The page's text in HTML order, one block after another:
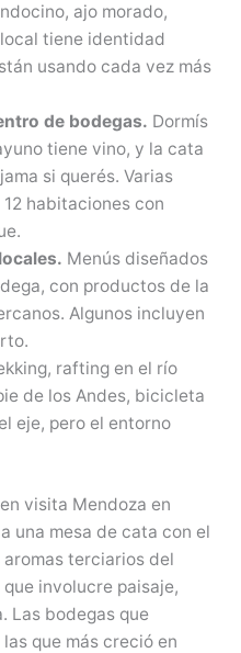
ajo morado,
tiene identidad
usando cada vez más
de bodegas. Dormís
tiene vino, y la cata
si querés. Varias
habitaciones con
Menús diseñados
con productos de la
Algunos incluyen
rafting en el río
de los Andes, bicicleta
eje, pero el entorno
visita Mendoza en
una mesa de cata con el
terciarios del
involucre paisaje,
Las bodegas que
que más creció en